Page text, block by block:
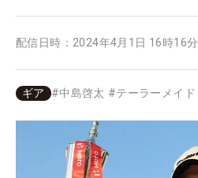
配信日時： 2024年4月1日 16時16分
ギア #中島啓太 #テーラーメイド